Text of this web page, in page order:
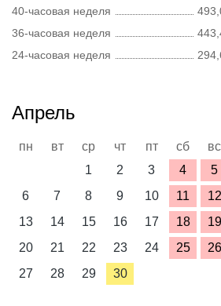
40-часовая неделя
36-часовая неделя
24-часовая неделя
Апрель
пн вт ср чт пт сб
вс
1
2 3 4
5
6
7 8 9 10 11
12
13
14 15 16 17 18
19
20
21 22 23 24 25
26
27
28 29 30